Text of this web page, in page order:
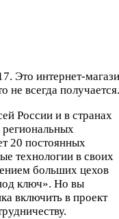
Это интернет-
не всегда
России и в странах
20 постоянных
технологии в своих
больших цехов
ключ». Но вы
включить в проект